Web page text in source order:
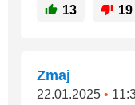
13 19
Zmaj
22.01.2025 •